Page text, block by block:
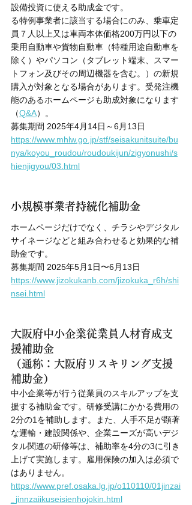
設備投資に使える助成金です。
る特例事業者に該当する場合にのみ、乗車定
員７人以上又は車両本体価格200万円以下の
乗用自動車や貨物自動車（特種用途自動車を
除く）やパソコン（タブレット端末、スマー
トフォン及びその周辺機器を含む。）の新規
購入が対象となる場合があります。受発注機
能のあるホームページも助成対象になります
（Q&A）。
募集期間 2025年4月14日～6月13日
https://www.mhlw.go.jp/stf/seisakunitsuite/bu
nya/koyou_roudou/roudoukijun/zigyonushi/s
hienjigyou/03.html
小規模事業者持続化補助金
ホームページだけでなく、チラシやデジタル
サイネージなどと組み合わせると効果的な補
助金です。
募集期間 2025年5月1日〜6月13日
https://www.jizokukanb.com/jizokuka_r6h/shi
nsei.html
大阪府中小企業従業員人材育成支
援補助金
（通称：大阪府リスキリング支援
補助金）
中小企業等が行う従業員のスキルアップを支
援する補助金です。研修受講にかかる費用の
2分の1を補助します。また、人手不足が顕著
な運輸・建設関係や、企業ニーズが高いデジ
タル関連の研修等は、補助率を4分の3に引き
上げて実施します。雇用保険の加入は必須で
はありません。
https://www.pref.osaka.lg.jp/o110110/01jinzai
_jinnzaiikuseisienhojokin.html